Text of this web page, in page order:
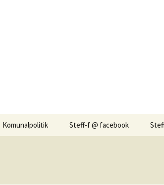
Komunalpolitik Steff-f @ facebook